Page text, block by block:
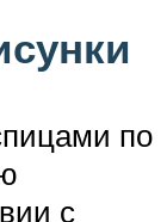
по
с